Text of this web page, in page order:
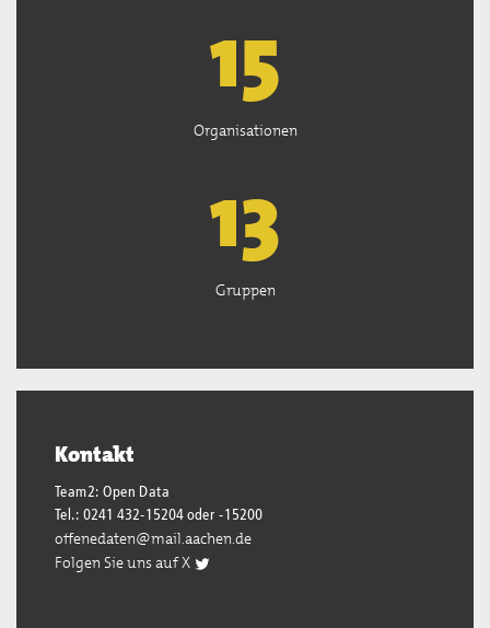
15
Organisationen
13
Gruppen
Kontakt
Team2: Open Data
Tel.: 0241 432-15204 oder -15200
offenedaten@mail.aachen.de
Folgen Sie uns auf X